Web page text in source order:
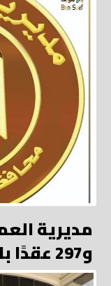
و297 عقدًا بالخارج